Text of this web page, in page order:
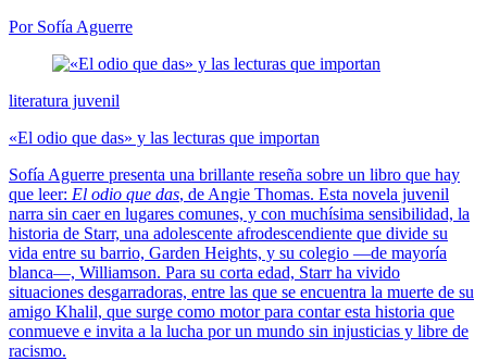
Por Sofía Aguerre
literatura juvenil
«El odio que das» y las lecturas que importan
Sofía Aguerre presenta una brillante reseña sobre un libro que hay
que leer: El odio que das, de Angie Thomas. Esta novela juvenil
narra sin caer en lugares comunes, y con muchísima sensibilidad, la
historia de Starr, una adolescente afrodescendiente que divide su
vida entre su barrio, Garden Heights, y su colegio —de mayoría
blanca—, Williamson. Para su corta edad, Starr ha vivido
situaciones desgarradoras, entre las que se encuentra la muerte de su
amigo Khalil, que surge como motor para contar esta historia que
conmueve e invita a la lucha por un mundo sin injusticias y libre de
racismo.